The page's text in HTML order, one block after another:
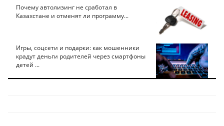
Почему автолизинг не сработал в
Казахстане и отменят ли программу...
Игры, соцсети и подарки: как мошенники
крадут деньги родителей через смартфоны
детей ...